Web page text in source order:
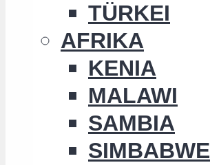
TÜRKEI
AFRIKA
KENIA
MALAWI
SAMBIA
SIMBABWE